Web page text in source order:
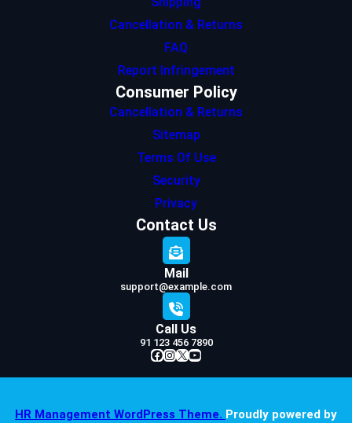
Cancellation & Returns
FAQ
Report Infringement
Consumer Policy
Cancellation & Returns
Sitemap
Terms Of Use
Security
Privacy
Contact Us
Mail
support@example.com
Call Us
91 123 456 7890
Facebook InstagramX YouTube
HR Management WordPress Theme. Proudly powered by